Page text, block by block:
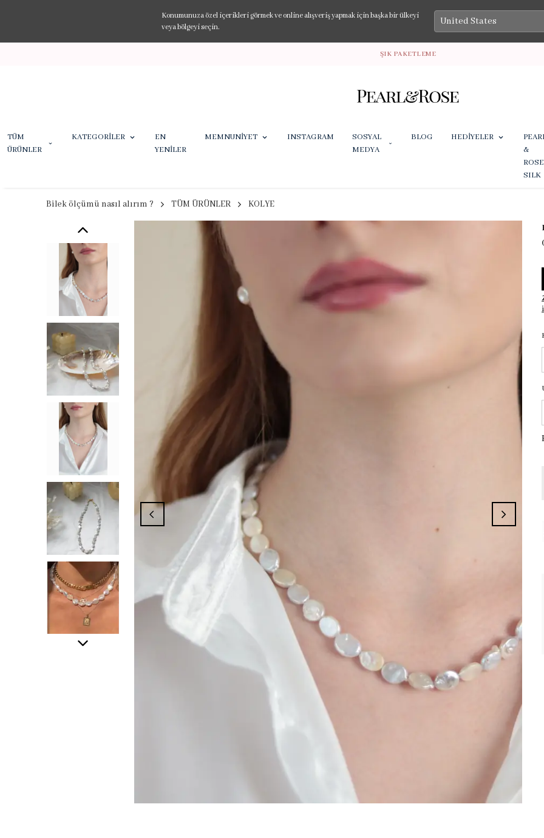
Konumunuza özel içerikleri görmek ve online alışveriş yapmak için başka bir ülkeyi
veya bölgeyi seçin.
ŞIK PAKETLEME
TÜM
ÜRÜNLER
KATEGORİLER
EN
YENİLER
MEMNUNİYET INSTAGRAM
SOSYAL
MEDYA
BLOG HEDİYELER
&
ROSE
SILK
Bilek ölçümü nasıl alırım ? TÜM ÜRÜNLER KOLYE